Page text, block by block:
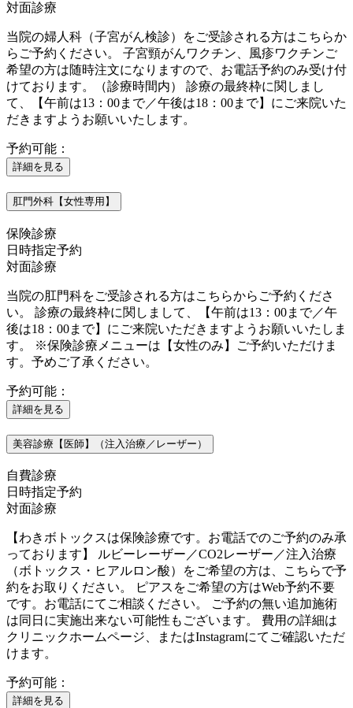
対面診療
当院の婦人科（子宮がん検診）をご受診される方はこちらか
らご予約ください。 子宮頸がんワクチン、風疹ワクチンご
希望の方は随時注文になりますので、お電話予約のみ受け付
けております。（診療時間内） 診療の最終枠に関しまし
て、【午前は13：00まで／午後は18：00まで】にご来院いた
だきますようお願いいたします。
予約可能：
詳細を見る
肛門外科【女性専用】
保険診療
日時指定予約
対面診療
当院の肛門科をご受診される方はこちらからご予約くださ
い。 診療の最終枠に関しまして、【午前は13：00まで／午
後は18：00まで】にご来院いただきますようお願いいたしま
す。 ※保険診療メニューは【女性のみ】ご予約いただけま
す。予めご了承ください。
予約可能：
詳細を見る
美容診療【医師】（注入治療／レーザー）
自費診療
日時指定予約
対面診療
【わきボトックスは保険診療です。お電話でのご予約のみ承
っております】 ルビーレーザー／CO2レーザー／注入治療
（ボトックス・ヒアルロン酸）をご希望の方は、こちらで予
約をお取りください。 ピアスをご希望の方はWeb予約不要
です。お電話にてご相談ください。 ご予約の無い追加施術
は同日に実施出来ない可能性もございます。 費用の詳細は
クリニックホームページ、またはInstagramにてご確認いただ
けます。
予約可能：
詳細を見る